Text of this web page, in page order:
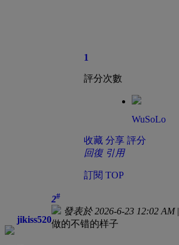
1
評分次數
WuSoLo
收藏 分享 評分
回復 引用
訂閱 TOP
jikiss520
2#
發表於 2026-6-23 12:02 AM|
做的不错的样子